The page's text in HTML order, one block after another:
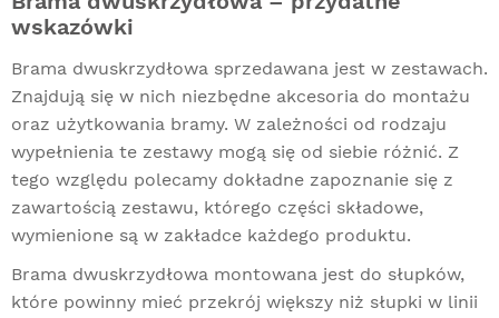
wskazówki
Brama dwuskrzydłowa sprzedawana jest w zestawach.
Znajdują się w nich niezbędne akcesoria do montażu
oraz użytkowania bramy. W zależności od rodzaju
wypełnienia te zestawy mogą się od siebie różnić. Z
tego względu polecamy dokładne zapoznanie się z
zawartością zestawu, którego części składowe,
wymienione są w zakładce każdego produktu.
Brama dwuskrzydłowa montowana jest do słupków,
które powinny mieć przekrój większy niż słupki w linii